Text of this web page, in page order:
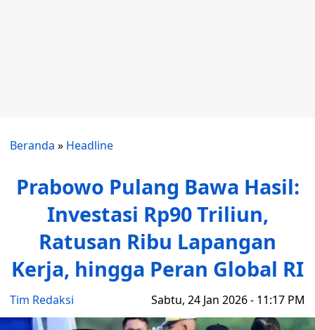
Beranda » Headline
Prabowo Pulang Bawa Hasil:
Investasi Rp90 Triliun,
Ratusan Ribu Lapangan
Kerja, hingga Peran Global RI
Tim Redaksi Sabtu, 24 Jan 2026 - 11:17 PM